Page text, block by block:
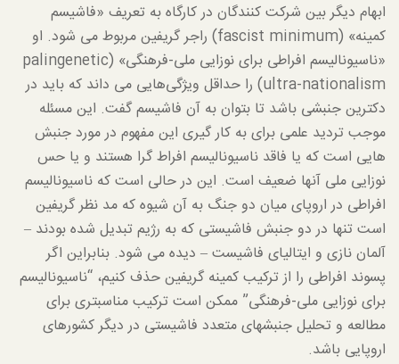
ابهام دیگر بین شرکت کنندگان در کارگاه به تعریف «فاشیسم
کمینه» (fascist minimum) راجر گریفین مربوط می شود. او
«ناسیونالیسم افراطی برای نوزایی ملی-فرهنگی» (palingenetic
ultra-nationalism) را حداقل ویژگی‌هایی می داند که باید در
دکترین جنبشی باشد تا بتوان به آن فاشیسم گفت. این مسئله
موجب تردید علمی برای به کار گیری این مفهوم در مورد جنبش
هایی است که یا فاقد ناسیونالیسم افراط گرا هستند و یا حس
نوزایی ملی آنها ضعیف است. این در حالی است که ناسیونالیسم
افراطی در اروپای میان دو جنگ به آن شیوه که مد نظر گریفین
است تنها در دو جنبش فاشیستی که به رژیم تبدیل شده بودند –
آلمان نازی و ایتالیای فاشیست – دیده می شود. بنابراین اگر
پسوند افراطی را از ترکیب کمینه گریفین حذف کنیم، “ناسیونالیسم
برای نوزایی ملی-فرهنگی” ممکن است ترکیب مناسبتری برای
مطالعه و تحلیل جنبشهای متعدد فاشیستی در دیگر کشورهای
اروپایی باشد.